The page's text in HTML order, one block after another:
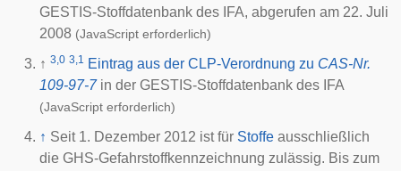
GESTIS-Stoffdatenbank des IFA, abgerufen am 22. Juli
2008 (JavaScript erforderlich)
↑ 3,0 3,1 Eintrag aus der CLP-Verordnung zu CAS-Nr.
109-97-7in der GESTIS-Stoffdatenbank des IFA
(JavaScript erforderlich)
↑ Seit 1. Dezember 2012 ist für Stoffe ausschließlich
die GHS-Gefahrstoffkennzeichnung zulässig. Bis zum